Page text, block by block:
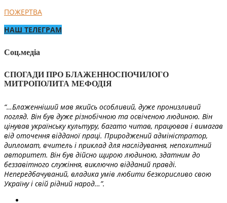
ПОЖЕРТВА
НАШ ТЕЛЕГРАМ
Соц.медіа
СПОГАДИ ПРО БЛАЖЕННОСПОЧИЛОГО
МИТРОПОЛИТА МЕФОДІЯ
“…Блаженніший мав якийсь особливий, дуже пронизливий
погляд. Він був дуже різнобічною та освіченою людиною. Він
цінував українську культуру, багато читав, працював і вимагав
від оточення відданої праці. Природжений адміністратор,
дипломат, вчитель і приклад для наслідування, непохитний
авторитет. Він був дійсно щирою людиною, здатним до
беззавітного служіння, виключно відданий правді.
Непередбачуваний, владика умів любити безкорисливо свою
Україну і свій рідний народ…”.